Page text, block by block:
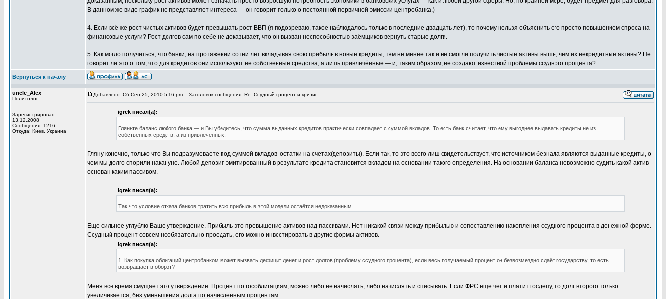
В данном же виде график не представляет интереса — он говорит только о постоянной первичной эмиссии центробанка.)
4. Если всё же рост чистых активов будет превышать рост ВВП (я подозреваю, такое наблюдалось только в последние двадцать лет), то почему нельзя объяснить его просто повышением спроса на
финансовые услуги? Рост долгов сам по себе не доказывает, что он вызван неспособностью заёмщиков вернуть старые долги.
5. Как могло получиться, что банки, на протяжении сотни лет вкладывая свою прибыль в новые кредиты, тем не менее так и не смогли получить чистые активы выше, чем их некредитные активы? Не
говорит ли это о том, что для кредитов они используют не собственные средства, а лишь привлечённые — и, таким образом, не создают известной проблемы ссудного процента?
Вернуться к началу
uncle_Alex
Политолог
Зарегистрирован:
13.12.2008
Сообщения: 1216
Откуда: Киев, Украина
Добавлено: Сб Сен 25, 2010 5:16 pm Заголовок сообщения: Re: Ссудный процент и кризис.
igrek писал(а):
Гляньте баланс любого банка — и Вы убедитесь, что сумма выданных кредитов практически совпадает с суммой вкладов. То есть банк считает, что ему выгоднее выдавать кредиты не из
собственных средств, а из привлечённых.
Гляну конечно, только что Вы подразумеваете под суммой вкладов, остатки на счетах(депозиты). Если так, то это всего лиш свидетельствует, что источником безнала являются выданные кредиты, о
чем мы долго спорили накануне. Любой депозит эмитированный в результате кредита становится вкладом на основании такого определения. На основании баланса невозможно судить какой актив
основан каким пассивом.
igrek писал(а):
Так что условие отказа банков тратить всю прибыль в этой модели остаётся недоказанным.
Еще сильнее углублю Ваше утверждение. Прибыль это превышение активов над пассивами. Нет никакой связи между прибылью и сопоставлению накопления ссудного процента в денежной форме.
Ссудный процент совсем необязательно проедать, его можно инвестировать в другие формы активов.
igrek писал(а):
1. Как покупка облигаций центробанком может вызвать дефицит денег и рост долгов (проблему ссудного процента), если весь получаемый процент он безвозмездно сдаёт государству, то есть
возвращает в оборот?
Меня все время смущает это утверждение. Процент по гособлигациям, можно либо не начислять, либо начислять и списывать. Если ФРС еще чет и платит госдепу, то долг второго только
увеличивается, без уменьшения долга по начисленным процентам.